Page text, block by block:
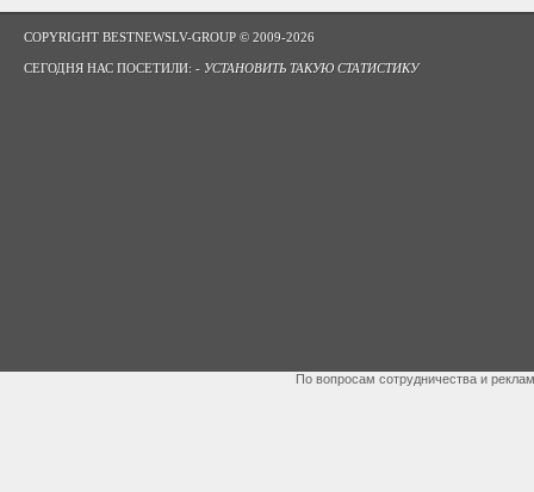
COPYRIGHT BESTNEWSLV-GROUP © 2009-2026
СЕГОДНЯ НАС ПОСЕТИЛИ: - УСТАНОВИТЬ ТАКУЮ СТАТИСТИКУ
По вопросам сотрудничества и